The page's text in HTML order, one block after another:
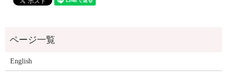
English